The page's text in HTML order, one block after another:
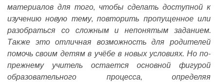
материалов для того, чтобы сделать доступной к
изучению новую тему, повторить пропущенное или
разобраться со сложным и непонятым заданием.
Также это отличная возможность для родителей
помочь своим детям в учёбе в новых условиях. Но по-
прежнему учитель остается основной фигурой
образовательного процесса, определяя